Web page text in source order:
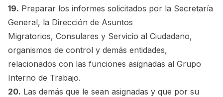
19. Preparar los informes solicitados por la Secretaría
General, la Dirección de Asuntos
Migratorios, Consulares y Servicio al Ciudadano,
organismos de control y demás entidades,
relacionados con las funciones asignadas al Grupo
Interno de Trabajo.
20. Las demás que le sean asignadas y que por su